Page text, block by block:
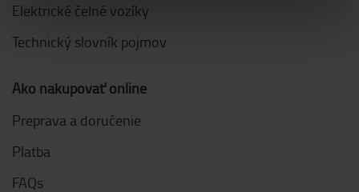
Elektrické čelné vozíky
Technický slovník pojmov
Ako nakupovať online
Preprava a doručenie
Platba
FAQs